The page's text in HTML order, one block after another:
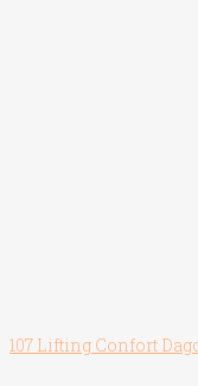
107 Lifting Confort